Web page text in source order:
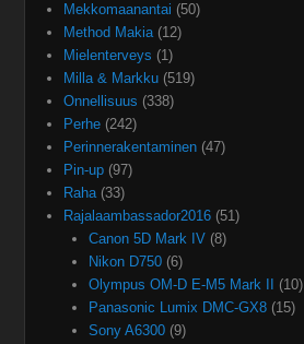
Mekkomaanantai (50)
Method Makia(12)
Mielenterveys (1)
Milla & Markku (519)
Onnellisuus (338)
Perhe (242)
Perinnerakentaminen (47)
Pin-up (97)
Raha(33)
Rajalaambassador2016 (51)
Canon 5D Mark IV(8)
Nikon D750(6)
Olympus OM-D E-M5 Mark II
(10)
Panasonic Lumix DMC-GX8(15)
Sony A6300(9)